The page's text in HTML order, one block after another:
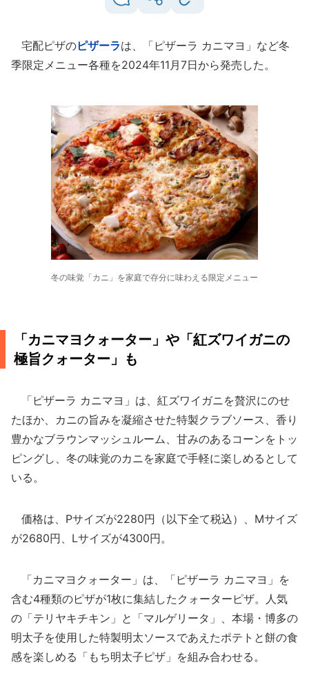
宅配ピザのピザーラは、「ピザーラ カニマヨ」など冬
季限定メニュー各種を2024年11月7日から発売した。
冬の味覚「カニ」を家庭で存分に味わえる限定メニュー
「カニマヨクォーター」や「紅ズワイガニの
極旨クォーター」も
「ピザーラ カニマヨ」は、紅ズワイガニを贅沢にのせ
たほか、カニの旨みを凝縮させた特製クラブソース、香り
豊かなブラウンマッシュルーム、甘みのあるコーンをトッ
ピングし、冬の味覚のカニを家庭で手軽に楽しめるとして
いる。
価格は、Pサイズが2280円（以下全て税込）、Mサイズ
が2680円、Lサイズが4300円。
「カニマヨクォーター」は、「ピザーラ カニマヨ」を
含む4種類のピザが1枚に集結したクォーターピザ。人気
の「テリヤキチキン」と「マルゲリータ」、本場・博多の
明太子を使用した特製明太ソースであえたポテトと餅の食
感を楽しめる「もち明太子ピザ」を組み合わせる。